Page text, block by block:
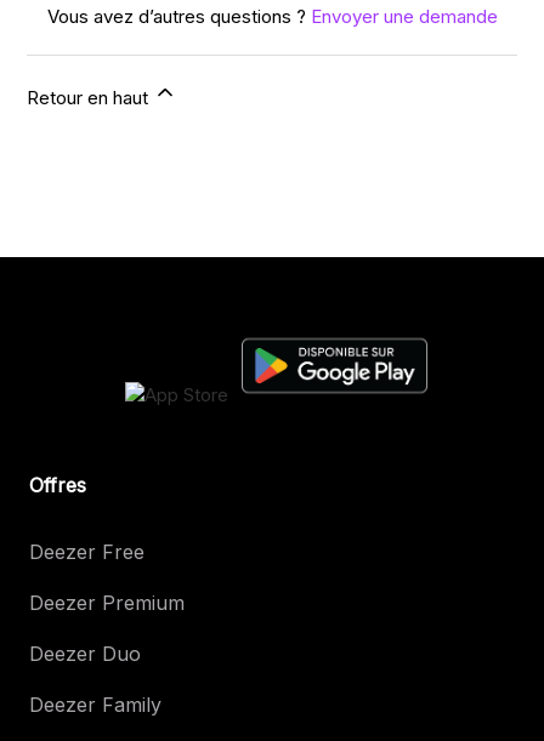
Vous avez d’autres questions ? Envoyer une demande
Retour en haut
Offres
Deezer Free
Deezer Premium
Deezer Duo
Deezer Family